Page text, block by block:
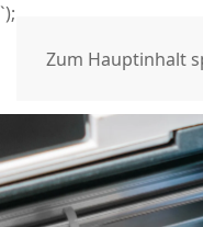
`);
Zum Hauptinhalt